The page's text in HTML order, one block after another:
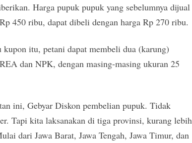
Harga pupuk pupuk yang sebelumnya dijual
450 ribu, dapat dibeli dengan harga Rp 270 ribu.
kupon itu, petani dapat membeli dua (karung)
dan NPK, dengan masing-masing ukuran 25
ini, Gebyar Diskon pembelian pupuk. Tidak
Tapi kita laksanakan di tiga provinsi, kurang lebih
dari Jawa Barat, Jawa Tengah, Jawa Timur, dan